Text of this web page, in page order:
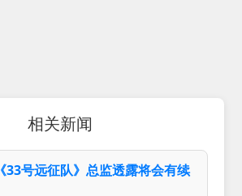
相关新闻
33号远征队》总监透露将会有续